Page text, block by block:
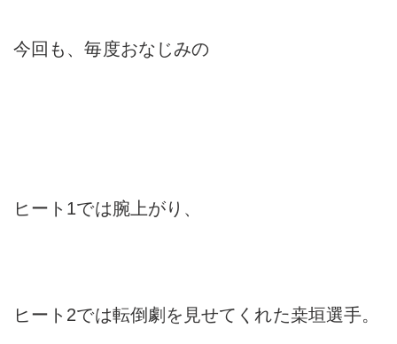
今回も、毎度おなじみの
ヒート1では腕上がり、
ヒート2では転倒劇を見せてくれた桒垣選手。